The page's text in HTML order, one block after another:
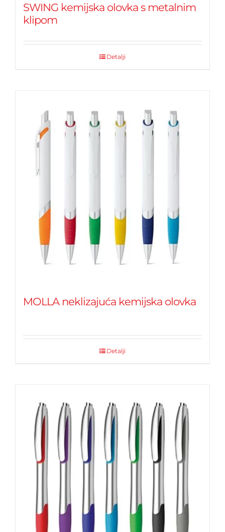
SWING kemijska olovka s metalnim
klipom
Detalji
MOLLA neklizajuća kemijska olovka
Detalji